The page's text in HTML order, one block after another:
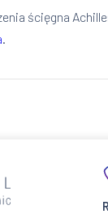
ścięgna